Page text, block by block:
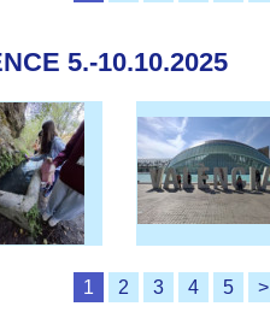
5.-10.10.2025
1 2 3 4 5 >